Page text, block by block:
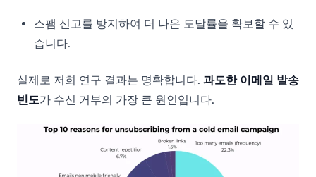
스팸 신고를 방지하여 더 나은 도달률을 확보할 수 있
습니다.
실제로 저희 연구 결과는 명확합니다. 과도한 이메일 발송
빈도가 수신 거부의 가장 큰 원인입니다.